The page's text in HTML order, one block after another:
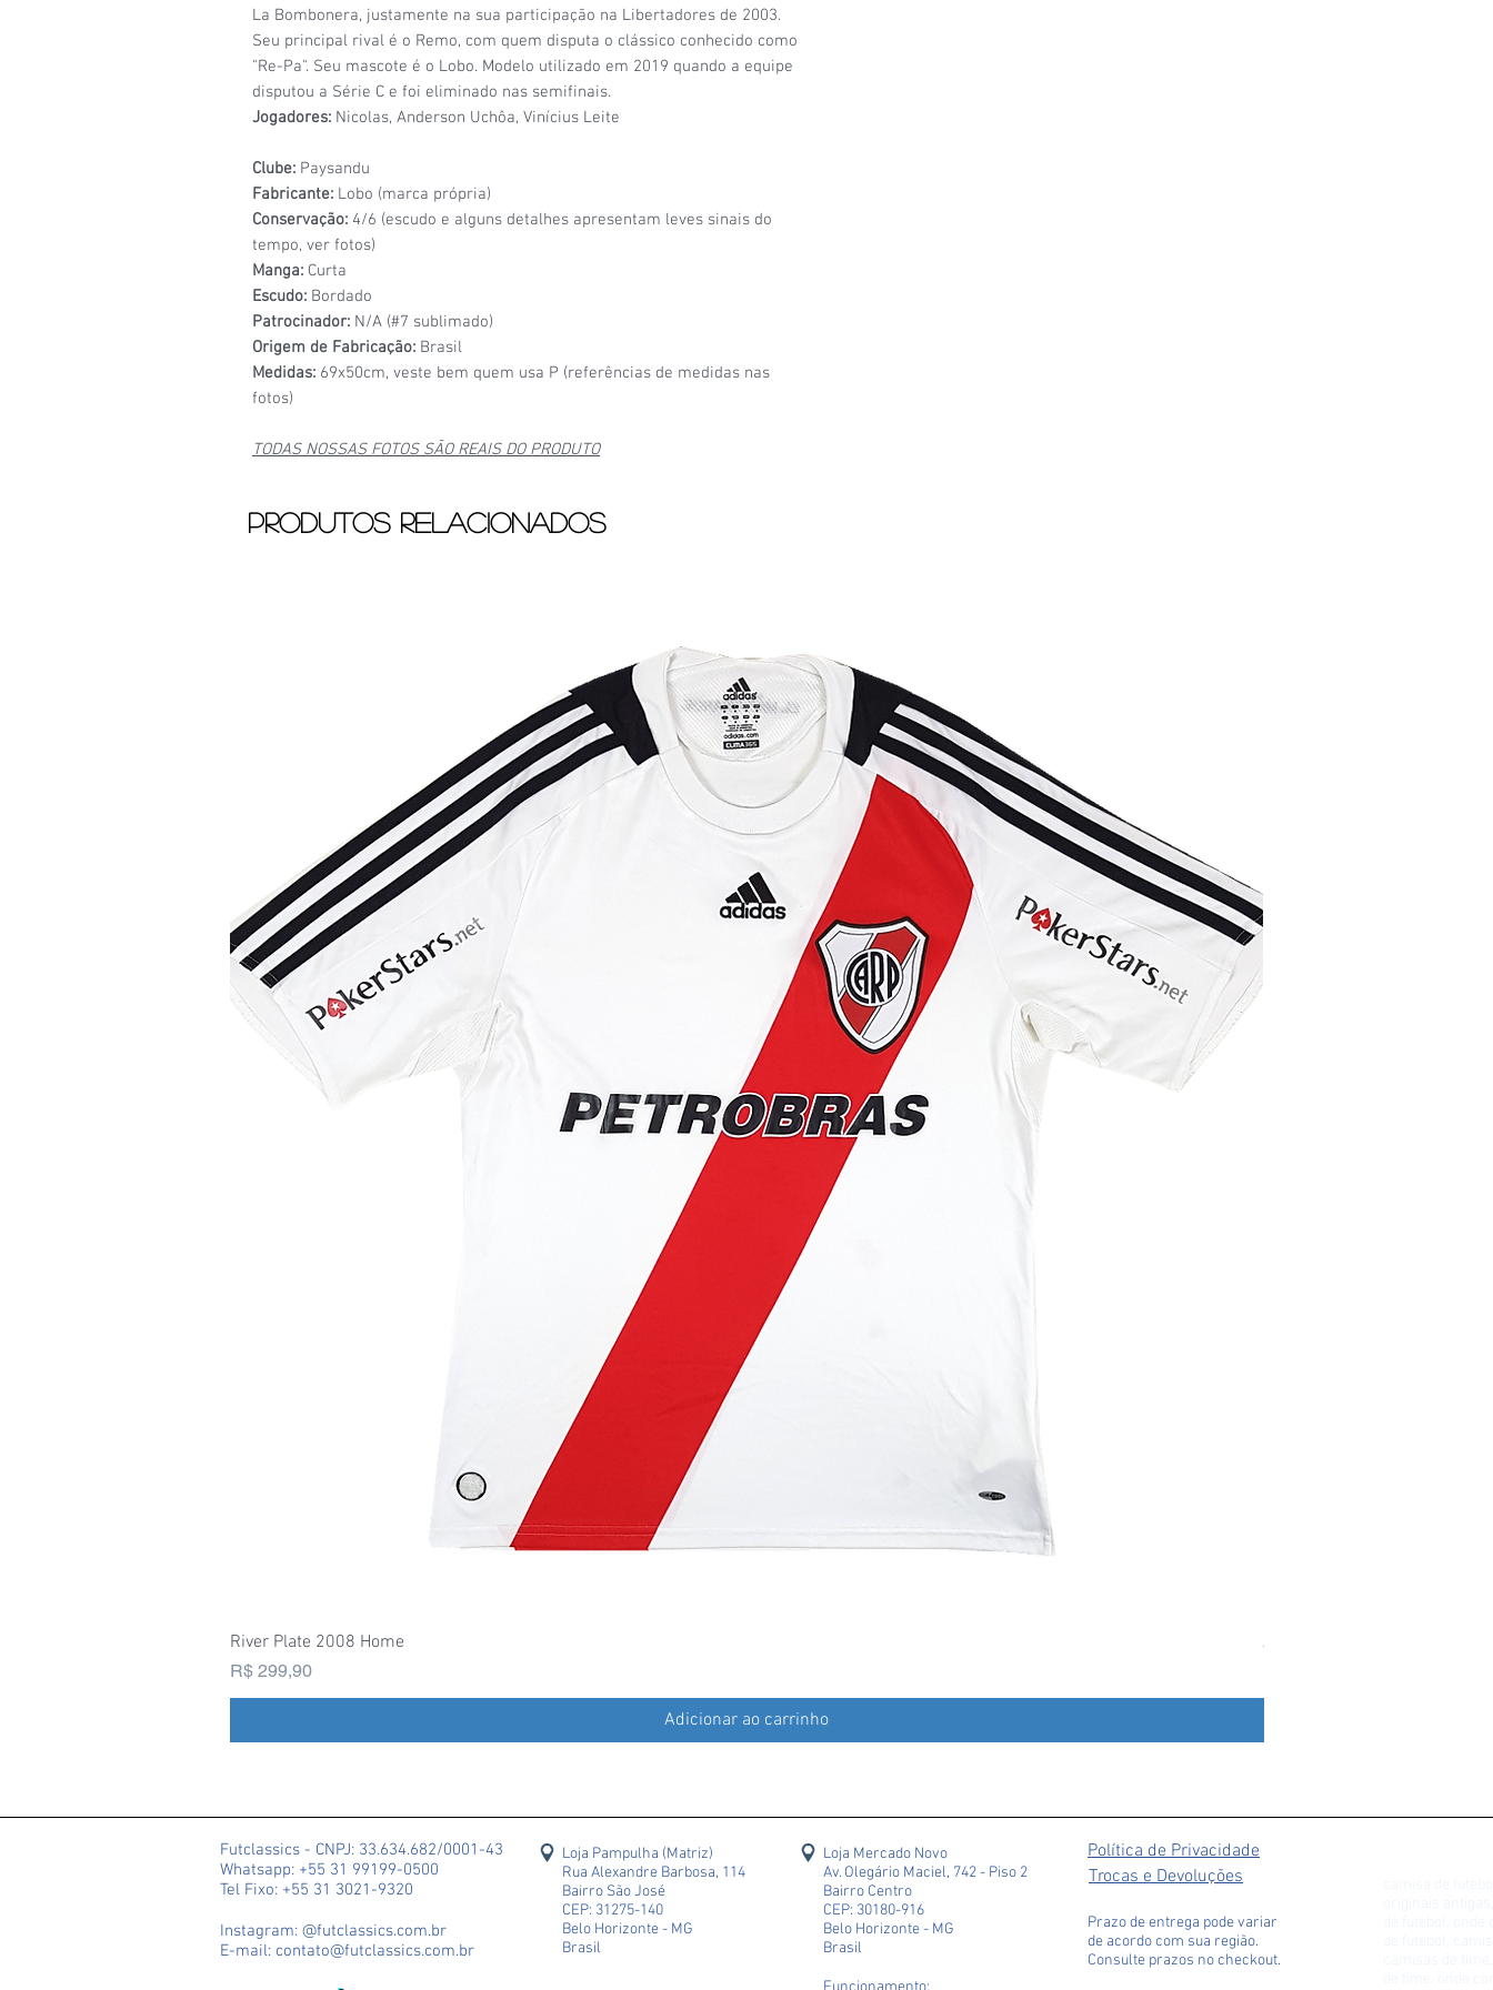
La Bombonera, justamente na sua participação na Libertadores de 2003.
Seu principal rival é o Remo, com quem disputa o clássico conhecido como
"Re-Pa". Seu mascote é o Lobo. Modelo utilizado em 2019 quando a equipe
disputou a Série C e foi eliminado nas semifinais.
Jogadores: Nicolas, Anderson Uchôa, Vinícius Leite
Clube: Paysandu
Fabricante: Lobo (marca própria)
Conservação: 4/6 (escudo e alguns detalhes apresentam leves sinais do
tempo, ver fotos)
Manga: Curta
Escudo: Bordado
Patrocinador: N/A (#7 sublimado)
Origem de Fabricação: Brasil
Medidas: 69x50cm, veste bem quem usa P (referências de medidas nas
fotos)
TODAS NOSSAS FOTOS SÃO REAIS DO PRODUTO
Produtos relacionados
River Plate 2008 Home
Preço
R$ 299,90
Adicionar ao carrinho
Agasalho De Treino Cruzeiro
Futclassics - CNPJ: 33.634.682/0001-43
Whatsapp: +55 31 99199-0500
Tel Fixo: +55 31 3021-9320
Instagram: @futclassics.com.br
E-mail: contato@futclassics.com.br
Loja Pampulha (Matriz)
Rua Alexandre Barbosa, 114
Bairro São José
CEP: 31275-140
Belo Horizonte - MG
Brasil
Política de Privacidade
Trocas e Devoluções
Prazo de entrega pode variar
de acordo com sua região.
Consulte prazos no checkout.
Loja Mercado Novo
Av. Olegário Maciel, 742 - Piso 2
Bairro Centro
CEP: 30180-916
Belo Horizonte - MG
Brasil